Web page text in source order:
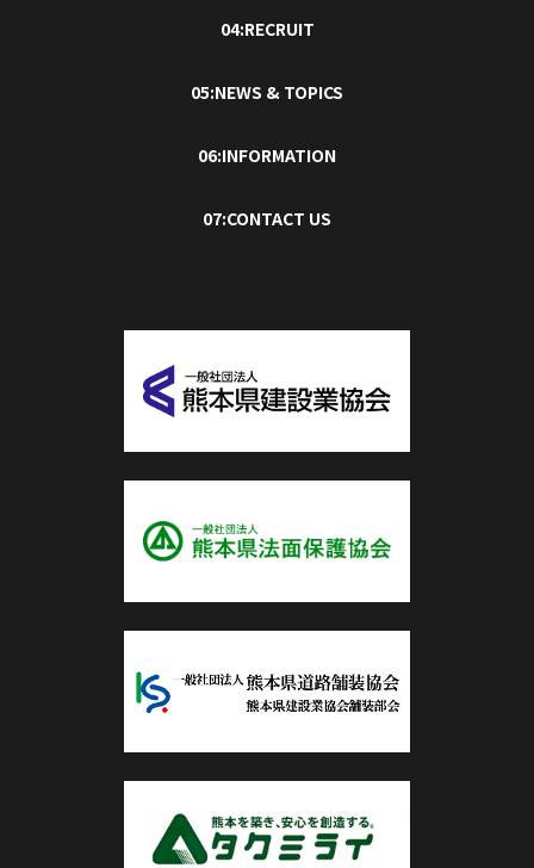
04:RECRUIT
05:NEWS & TOPICS
06:INFORMATION
07:CONTACT US